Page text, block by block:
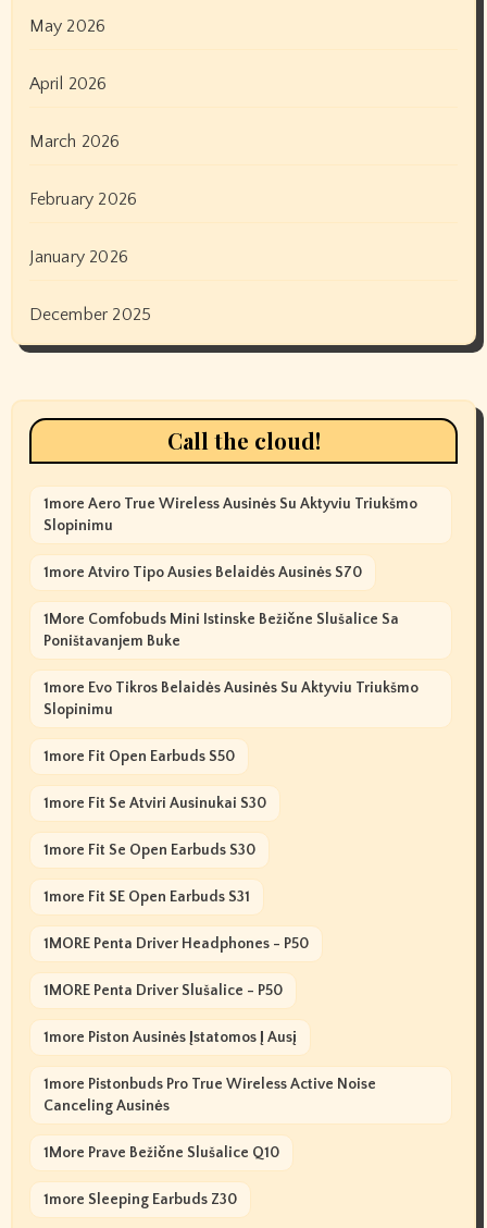
May 2026
April 2026
March 2026
February 2026
January 2026
December 2025
Call the cloud!
1more Aero True Wireless Ausinės Su Aktyviu Triukšmo
Slopinimu
1more Atviro Tipo Ausies Belaidės Ausinės S70
1More Comfobuds Mini Istinske Bežične Slušalice Sa
Poništavanjem Buke
1more Evo Tikros Belaidės Ausinės Su Aktyviu Triukšmo
Slopinimu
1more Fit Open Earbuds S50
1more Fit Se Atviri Ausinukai S30
1more Fit Se Open Earbuds S30
1more Fit SE Open Earbuds S31
1MORE Penta Driver Headphones - P50
1MORE Penta Driver Slušalice - P50
1more Piston Ausinės Įstatomos Į Ausį
1more Pistonbuds Pro True Wireless Active Noise
Canceling Ausinės
1More Prave Bežične Slušalice Q10
1more Sleeping Earbuds Z30